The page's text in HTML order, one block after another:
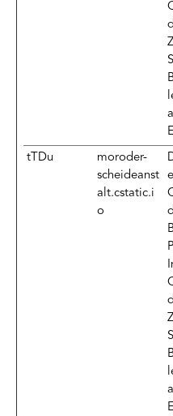
tTDu
moroder-
scheideanst
alt.cstatic.i
o